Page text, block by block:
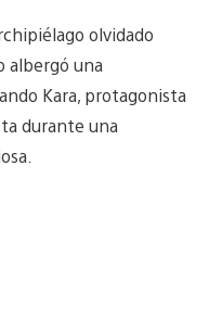
olvidado
albergó una
Kara, protagonista
durante una